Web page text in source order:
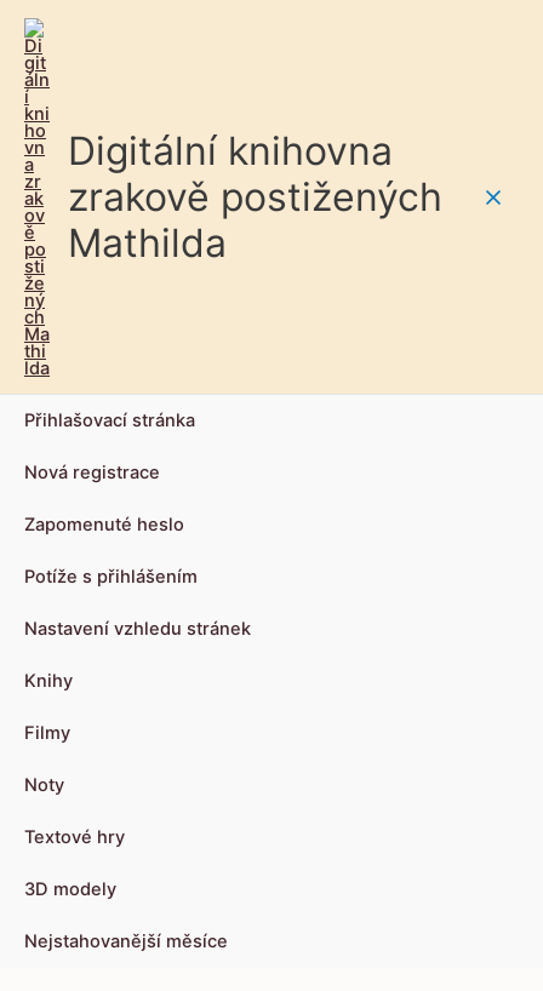
Digitální knihovna
zrakově postižených
Mathilda
Přihlašovací stránka
Nová registrace
Zapomenuté heslo
Potíže s přihlášením
Nastavení vzhledu stránek
Knihy
Filmy
Noty
Textové hry
3D modely
Nejstahovanější měsíce